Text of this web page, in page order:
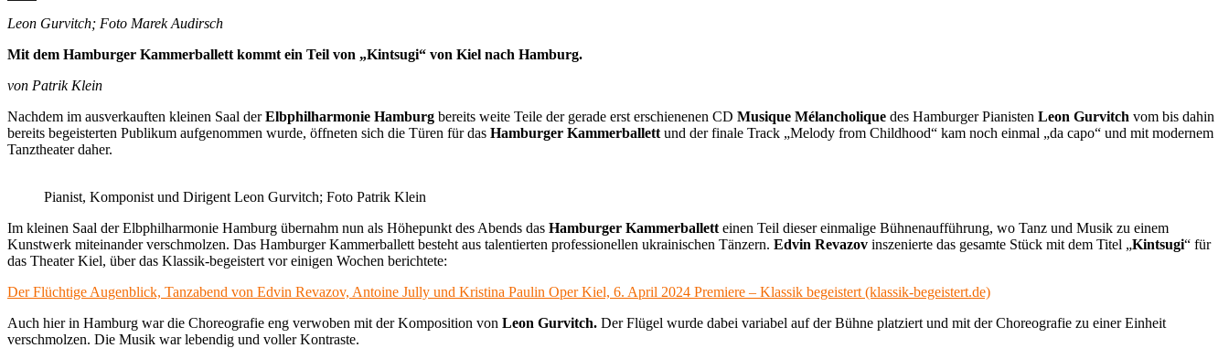
X
Leon Gurvitch; Foto Marek Audirsch
Mit dem Hamburger Kammerballett kommt ein Teil von „Kintsugi“ von Kiel nach Hamburg.
von Patrik Klein
Nachdem im ausverkauften kleinen Saal derElbphilharmonie Hamburg bereits weite Teile der gerade erst erschienenen CD Musique Mélancholique des Hamburger Pianisten Leon Gurvitch vom bis dahin
bereits begeisterten Publikum aufgenommen wurde, öffneten sich die Türen für das Hamburger Kammerballett und der finale Track „Melody from Childhood“ kam noch einmal „da capo“ und mit modernem
Tanztheater daher.
Pianist, Komponist und Dirigent Leon Gurvitch; Foto Patrik Klein
Im kleinen Saal der Elbphilharmonie Hamburg übernahm nun als Höhepunkt des Abends das Hamburger Kammerballett einen Teil dieser einmalige Bühnenaufführung, wo Tanz und Musik zu einem
Kunstwerk miteinander verschmolzen. Das Hamburger Kammerballett besteht aus talentierten professionellen ukrainischen Tänzern. Edvin Revazov inszenierte das gesamte Stück mit dem Titel „Kintsugi“ für
das Theater Kiel, über das Klassik-begeistert vor einigen Wochen berichtete:
Der Flüchtige Augenblick, Tanzabend von Edvin Revazov, Antoine Jully und Kristina Paulin Oper Kiel, 6. April 2024 Premiere – Klassik begeistert (klassik-begeistert.de)
Auch hier in Hamburg war die Choreografie eng verwoben mit der Komposition von Leon Gurvitch. Der Flügel wurde dabei variabel auf der Bühne platziert und mit der Choreografie zu einer Einheit
verschmolzen. Die Musik war lebendig und voller Kontraste.